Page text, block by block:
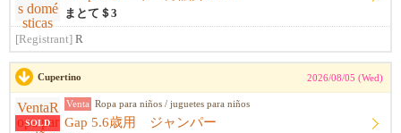
まとて＄3
[Registrant] R
Cupertino 2026/08/05 (Wed)
SOLD
Venta Ropa para niños / juguetes para niños
Gap 5.6歳用 ジャンパー